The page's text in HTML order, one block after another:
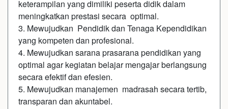
keterampilan yang dimiliki peserta didik dalam
meningkatkan prestasi secara optimal.
3. Mewujudkan Pendidik dan Tenaga Kependidikan
yang kompeten dan profesional.
4. Mewujudkan sarana prasarana pendidikan yang
optimal agar kegiatan belajar mengajar berlangsung
secara efektif dan efesien.
5. Mewujudkan manajemen madrasah secara tertib,
transparan dan akuntabel.